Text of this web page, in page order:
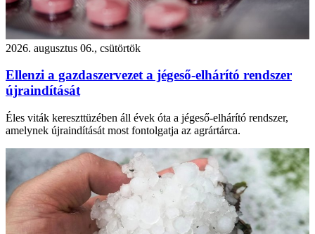
2026. augusztus 06., csütörtök
Ellenzi a gazdaszervezet a jégeső-elhárító rendszer
újraindítását
Éles viták kereszttüzében áll évek óta a jégeső-elhárító rendszer,
amelynek újraindítását most fontolgatja az agrártárca.